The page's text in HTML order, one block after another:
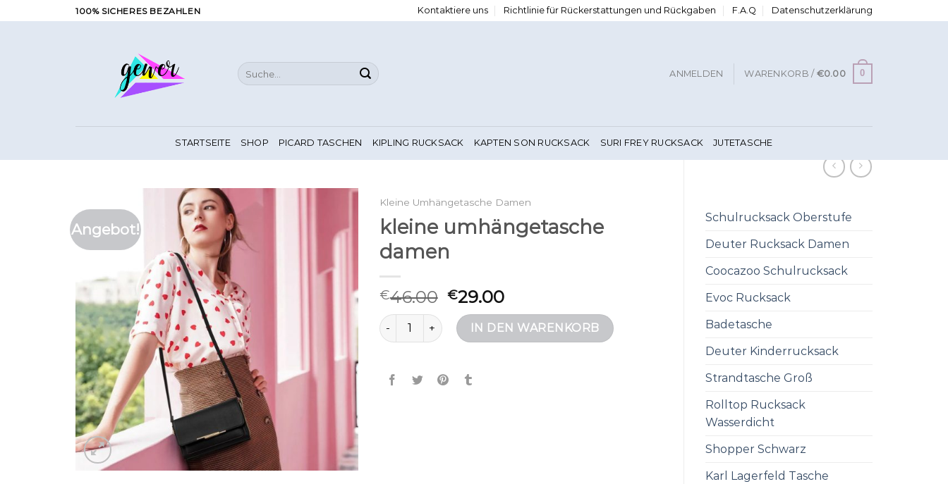
Inhalt
100% SICHERES BEZAHLEN Kontaktiere uns Richtlinie für Rückerstattungen und Rückgaben F.A.Q Datenschutzerklärung
Suche
nach:
ANMELDEN WARENKORB / €0.00 0
STARTSEITE SHOP PICARD TASCHEN KIPLING RUCKSACK KAPTEN SON RUCKSACK SURI FREY RUCKSACK JUTETASCHE
Schulrucksack Oberstufe
Deuter Rucksack Damen
Coocazoo Schulrucksack
Evoc Rucksack
Badetasche
Deuter Kinderrucksack
Strandtasche Groß
Rolltop Rucksack
Wasserdicht
Shopper Schwarz
Karl Lagerfeld Tasche
Angebot!
Kleine Umhängetasche Damen
kleine umhängetasche
damen
€46.00 €29.00
kleine umhängetasche damen Menge
IN DEN WARENKORB